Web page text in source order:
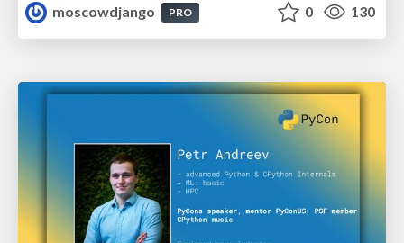
moscowdjango PRO 0 130